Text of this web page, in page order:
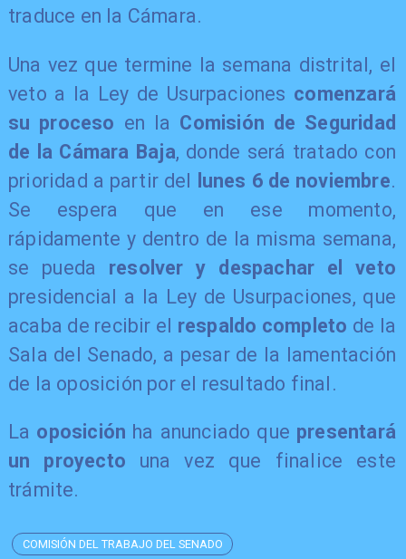
traduce en la Cámara.
Una vez que termine la semana distrital, el
veto a la Ley de Usurpaciones comenzará
su proceso en la Comisión de Seguridad
de la Cámara Baja, donde será tratado con
prioridad a partir del lunes 6 de noviembre.
Se espera que en ese momento,
rápidamente y dentro de la misma semana,
se pueda resolver y despachar el veto
presidencial a la Ley de Usurpaciones, que
acaba de recibir el respaldo completo de la
Sala del Senado, a pesar de la lamentación
de la oposición por el resultado final.
La oposición ha anunciado que presentará
un proyecto una vez que finalice este
trámite.
COMISIÓN DEL TRABAJO DEL SENADO